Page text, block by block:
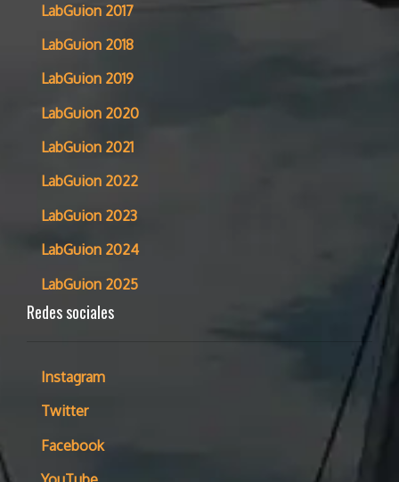
LabGuion 2017
LabGuion 2018
LabGuion 2019
LabGuion 2020
LabGuion 2021
LabGuion 2022
LabGuion 2023
LabGuion 2024
LabGuion 2025
Redes sociales
Instagram
Twitter
Facebook